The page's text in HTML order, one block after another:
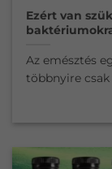
Ezért van
Az emésztés
többnyire csak